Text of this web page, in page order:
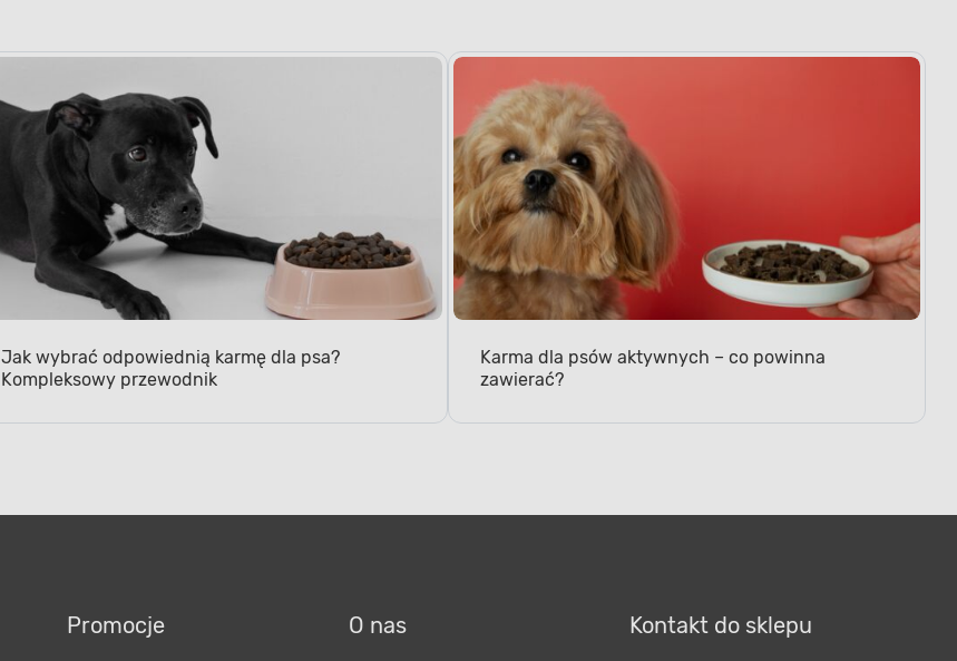
KORZYSTNY WPŁYW NA TKANKĘ CHRZĘSTNĄ
Dzięki nim tkanka chrzęstna jest lepiej nawilżona i elastyczna,
Jak wybrać odpowiednią karmę dla psa?
Kompleksowy przewodnik
Karma dla psów aktywnych – co powinna
zawierać?
Promocje O nas Kontakt do sklepu